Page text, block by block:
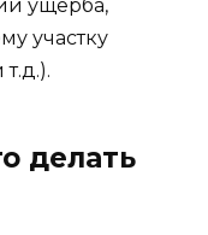
ущерба,
участку
делать